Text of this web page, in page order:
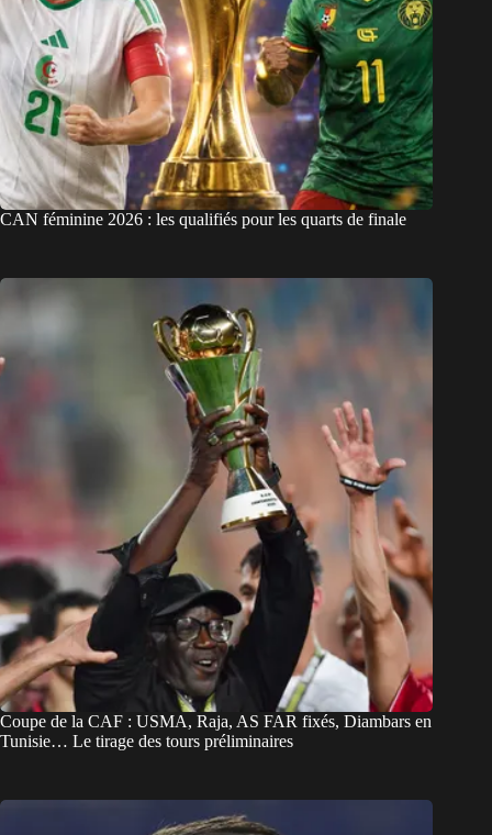
CAN féminine 2026 : les qualifiés pour les quarts de finale
Coupe de la CAF : USMA, Raja, AS FAR fixés, Diambars en
Tunisie… Le tirage des tours préliminaires